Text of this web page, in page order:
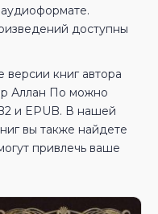
доступны
версии книг автора
Аллан По можно
и EPUB. В нашей
вы также найдете
привлечь ваше